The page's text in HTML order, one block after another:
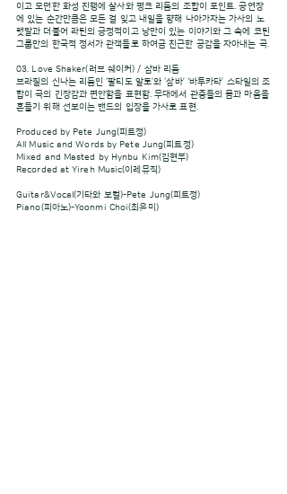
이고 모던한 화성 진행에 살사와 펑크 리듬의 조합이 포인트. 공연장
에 있는 순간만큼은 모든 걸 잊고 내일을 향해 나아가자는 가사의 노
랫말과 더불어 라틴의 긍정적이고 낭만이 있는 이야기와 그 속에 코틴
그룹만의 한국적 정서가 관객들로 하여금 친근한 공감을 자아내는 곡.
03. Love Shaker(러브 쉐이커) / 삼바 리듬
브라질의 신나는 리듬인 ‘팔티도 알토’와 ‘삼바’ ‘바투카타’ 스타일의 조
합이 곡의 긴장감과 편안함을 표현함. 무대에서 관중들의 몸과 마음을
흔들기 위해 선보이는 밴드의 입장을 가사로 표현.
Produced by Pete Jung(피트정)
All Music and Words by Pete Jung(피트정)
Mixed and Masted by Hynbu Kim(김현부)
Recorded at Yireh Music(이레뮤직)
Guitar&Vocal(기타와 보컬)-Pete Jung(피트정)
Piano(피아노)-Yoonmi Choi(최윤미)